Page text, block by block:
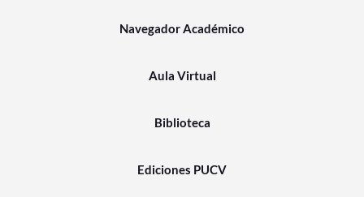
Navegador Académico
Aula Virtual
Biblioteca
Ediciones PUCV